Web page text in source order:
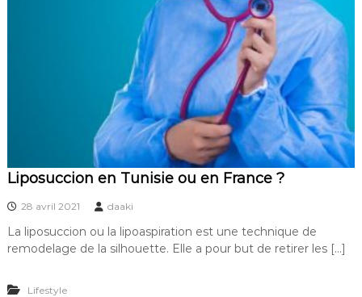
Liposuccion en Tunisie ou en France ?
28 avril 2021 daaki
La liposuccion ou la lipoaspiration est une technique de
remodelage de la silhouette. Elle a pour but de retirer les […]
Lifestyle